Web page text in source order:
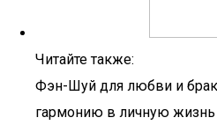
Читайте также:
Фэн-Шуй для любви и
гармонию в личную жизнь